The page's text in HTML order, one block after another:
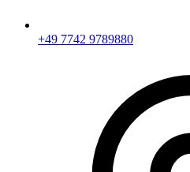
+49 7742 9789880